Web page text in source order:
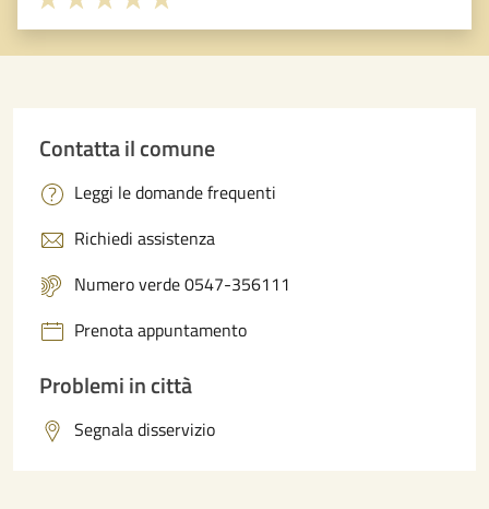
Valuta 5 stelle su 5
Valuta 4 stelle su 5
Valuta 3 stelle su 5
Valuta 2 stelle su 5
Valuta 1 stelle su 5
Contatta il comune
Leggi le domande frequenti
Richiedi assistenza
Numero verde 0547-356111
Prenota appuntamento
Problemi in città
Segnala disservizio